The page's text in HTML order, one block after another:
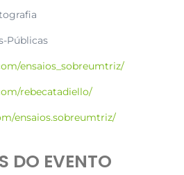
Públicas
ensaios_sobreumtriz/
rebecatadiello/
ensaios.sobreumtriz/
DO EVENTO